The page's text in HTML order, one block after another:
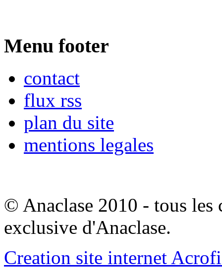
Menu footer
contact
flux rss
plan du site
mentions legales
© Anaclase 2010 - tous les
exclusive d'Anaclase.
Creation site internet